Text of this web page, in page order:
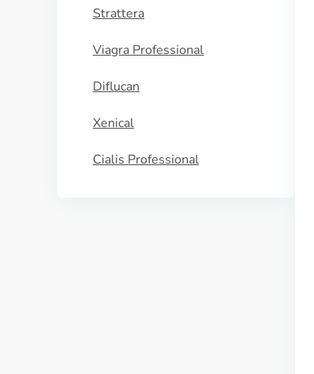
Strattera
Viagra Professional
Diflucan
Xenical
Cialis Professional